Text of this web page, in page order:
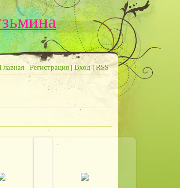
Главная | Регистрация| Вход|RSS